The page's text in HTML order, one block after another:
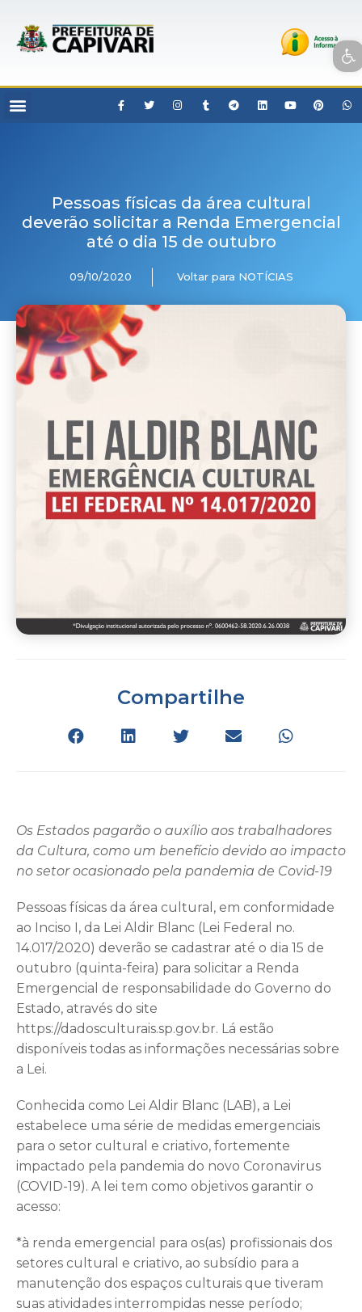
Open toolbar
Pessoas físicas da área cultural
deverão solicitar a Renda Emergencial
até o dia 15 de outubro
09/10/2020 Voltar para NOTÍCIAS
Compartilhe
Os Estados pagarão o auxílio aos trabalhadores
da Cultura, como um benefício devido ao impacto
no setor ocasionado pela pandemia de Covid-19
Pessoas físicas da área cultural, em conformidade
ao Inciso I, da Lei Aldir Blanc (Lei Federal no.
14.017/2020) deverão se cadastrar até o dia 15 de
outubro (quinta-feira) para solicitar a Renda
Emergencial de responsabilidade do Governo do
Estado, através do site
https://dadosculturais.sp.gov.br. Lá estão
disponíveis todas as informações necessárias sobre
a Lei.
Conhecida como Lei Aldir Blanc (LAB), a Lei
estabelece uma série de medidas emergenciais
para o setor cultural e criativo, fortemente
impactado pela pandemia do novo Coronavirus
(COVID-19). A lei tem como objetivos garantir o
acesso:
*à renda emergencial para os(as) profissionais dos
setores cultural e criativo, ao subsídio para a
manutenção dos espaços culturais que tiveram
suas atividades interrompidas nesse período;